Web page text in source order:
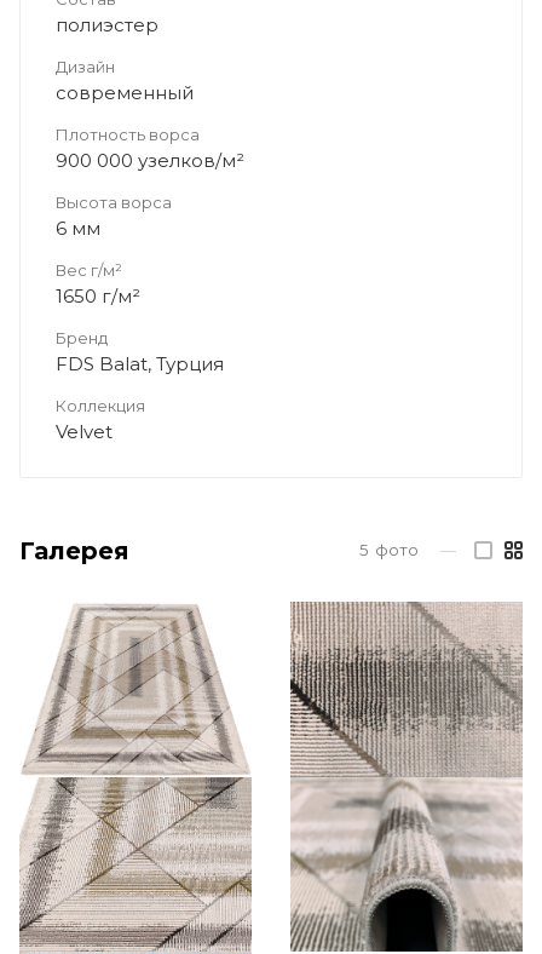
полиэстер
Дизайн
современный
Плотность ворса
900 000 узелков/м²
Высота ворса
6 мм
Вес г/м²
1650 г/м²
Бренд
FDS Balat, Турция
Коллекция
Velvet
Галерея 5 фото —